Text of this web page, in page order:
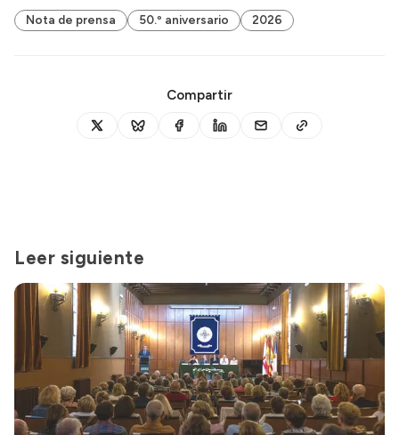
Nota de prensa 50.º aniversario 2026
Compartir
Leer siguiente